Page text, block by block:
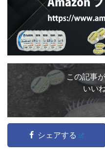
この記事
いい
シェアする